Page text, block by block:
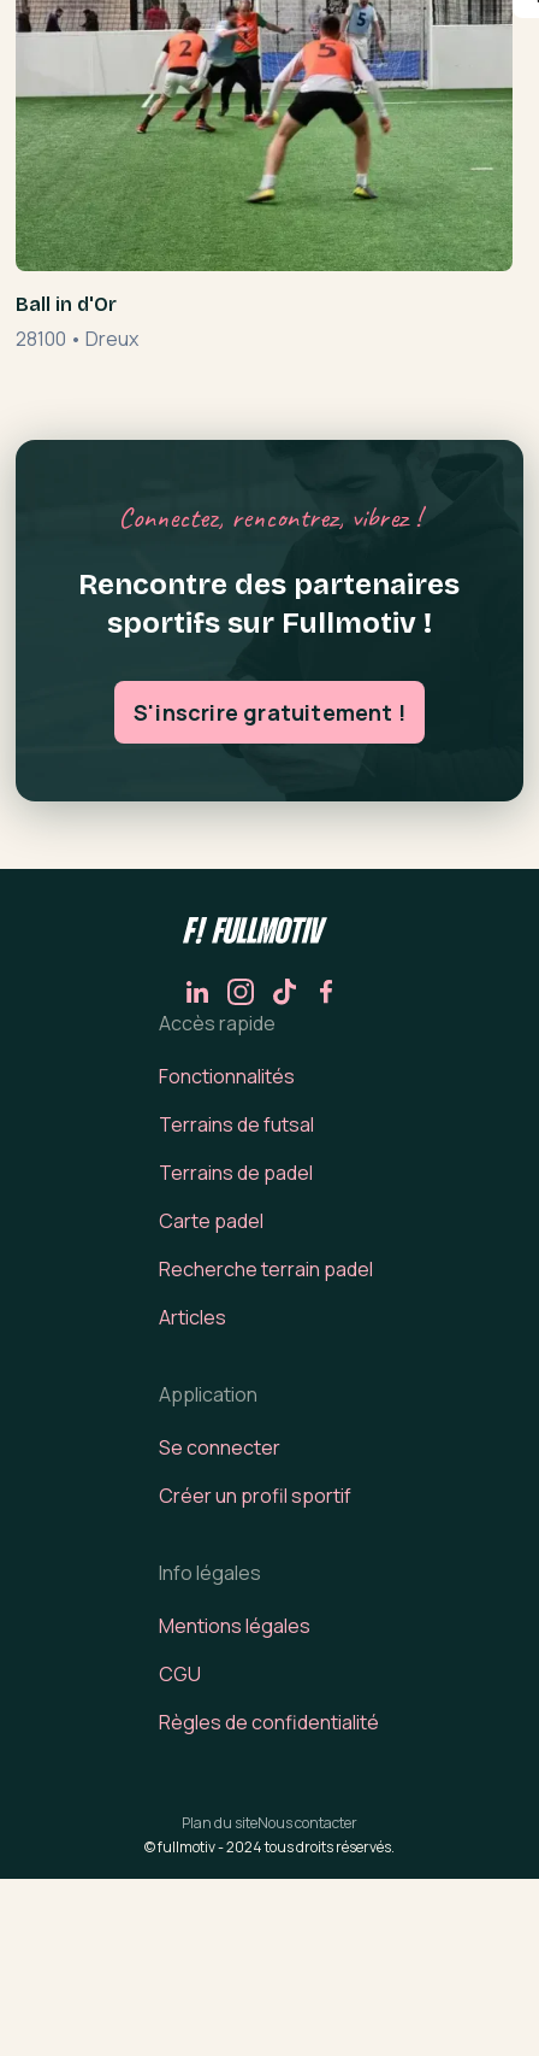
Ball in d'Or
28100 •Dreux
Connectez, rencontrez, vibrez !
Rencontre des partenaires
sportifs sur Fullmotiv !
S'inscrire gratuitement !
Accès rapide
Fonctionnalités
Terrains de futsal
Terrains de padel
Carte padel
Recherche terrain padel
Articles
Application
Se connecter
Créer un profil sportif
Info légales
Mentions légales
CGU
Règles de confidentialité
© fullmotiv -2024tous droits réservés.
Plan du siteNous contacter